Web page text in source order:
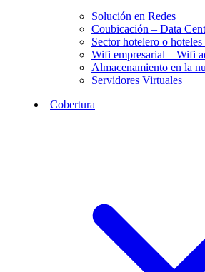
Solución en Redes
Coubicación – Data
Sector hotelero o
Wifi empresarial – Wifi
Almacenamiento en la
Servidores Virtuales
Cobertura